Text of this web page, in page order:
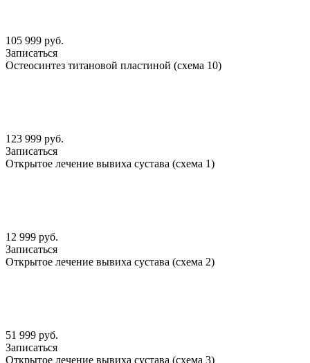
105 999 руб.
Записаться
Остеосинтез титановой пластиной (схема 10)
123 999 руб.
Записаться
Открытое лечение вывиха сустава (схема 1)
12 999 руб.
Записаться
Открытое лечение вывиха сустава (схема 2)
51 999 руб.
Записаться
Открытое лечение вывиха сустава (схема 3)